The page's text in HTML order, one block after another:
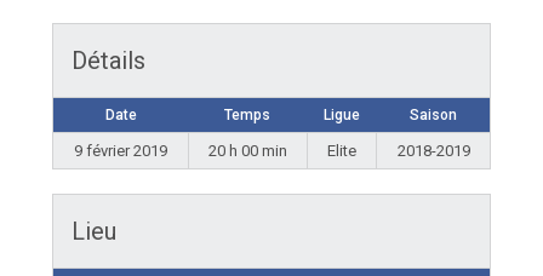
Détails
Date Temps Ligue Saison
9 février 2019 20 h 00 min Elite 2018-2019
Lieu